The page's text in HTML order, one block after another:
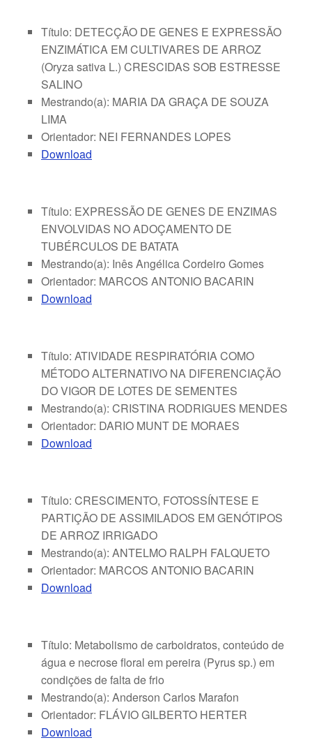
Título: DETECÇÃO DE GENES E EXPRESSÃO
ENZIMÁTICA EM CULTIVARES DE ARROZ
(Oryza sativa L.) CRESCIDAS SOB ESTRESSE
SALINO
Mestrando(a): MARIA DA GRAÇA DE SOUZA
LIMA
Orientador: NEI FERNANDES LOPES
Download
Título: EXPRESSÃO DE GENES DE ENZIMAS
ENVOLVIDAS NO ADOÇAMENTO DE
TUBÉRCULOS DE BATATA
Mestrando(a): Inês Angélica Cordeiro Gomes
Orientador: MARCOS ANTONIO BACARIN
Download
Título: ATIVIDADE RESPIRATÓRIA COMO
MÉTODO ALTERNATIVO NA DIFERENCIAÇÃO
DO VIGOR DE LOTES DE SEMENTES
Mestrando(a): CRISTINA RODRIGUES MENDES
Orientador: DARIO MUNT DE MORAES
Download
Título: CRESCIMENTO, FOTOSSÍNTESE E
PARTIÇÃO DE ASSIMILADOS EM GENÓTIPOS
DE ARROZ IRRIGADO
Mestrando(a): ANTELMO RALPH FALQUETO
Orientador: MARCOS ANTONIO BACARIN
Download
Título: Metabolismo de carboidratos, conteúdo de
água e necrose floral em pereira (Pyrus sp.) em
condições de falta de frio
Mestrando(a): Anderson Carlos Marafon
Orientador: FLÁVIO GILBERTO HERTER
Download